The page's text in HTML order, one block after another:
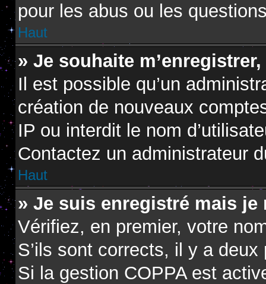
pour les abus ou les
Haut
» Je souhaite
Il est possible qu’un
création de nouveaux
IP ou interdit le nom
Contactez un administrateur
Haut
» Je suis enregistré mais
Vérifiez, en premier, votre
S’ils sont corrects, il y a
Si la gestion COPPA est